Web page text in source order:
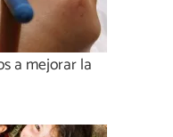
a mejorar la